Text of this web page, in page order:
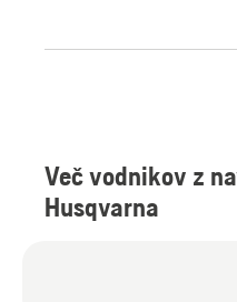
Več vodnikov z
Husqvarna